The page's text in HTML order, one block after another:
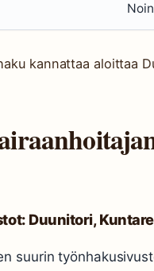
kannattaa aloittaa
Duunitori,
suurin